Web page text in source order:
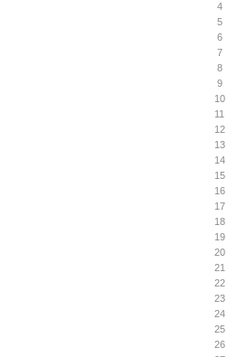
4
5
6
7
8
9
10
11
12
13
14
15
16
17
18
19
20
21
22
23
24
25
26